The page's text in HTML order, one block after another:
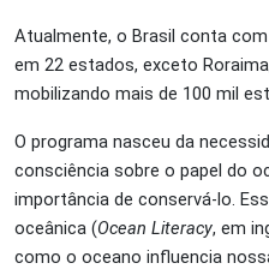
Atualmente, o Brasil conta
em 22 estados, exceto
mobilizando mais de 100 mil
O programa nasceu da
consciência sobre o papel do
importância de conservá-lo.
oceânica (Ocean Literacy, em
como o oceano influencia